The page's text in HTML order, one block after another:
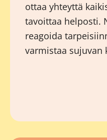
ottaa yhteyttä
tavoittaa helposti.
reagoida
varmistaa